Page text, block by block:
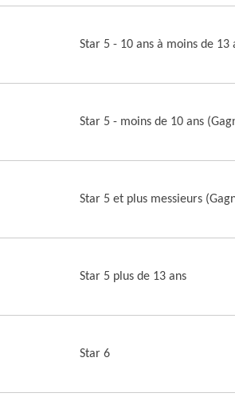
Star 5 - 10 ans à moins de 13
Star 5 - moins de 10 ans
Star 5 et plus messieurs
Star 5 plus de 13 ans
Star 6